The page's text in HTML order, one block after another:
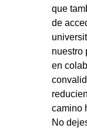
que
de
nuestro
en
camino
No